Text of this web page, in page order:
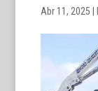
Abr 11, 2025